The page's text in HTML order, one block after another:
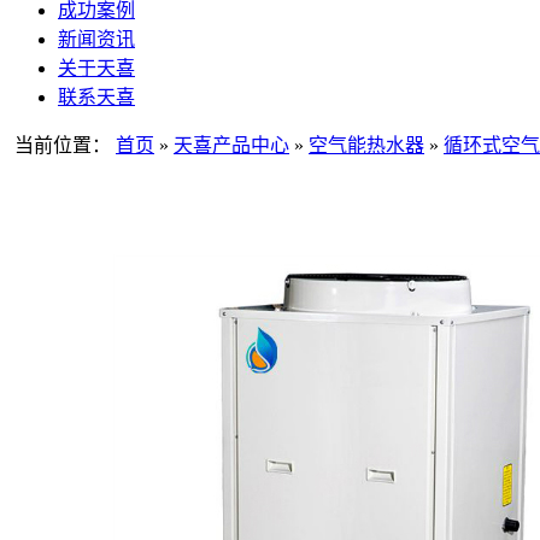
成功案例
新闻资讯
关于天喜
联系天喜
当前位置： 首页 » 天喜产品中心 » 空气能热水器 » 循环式空